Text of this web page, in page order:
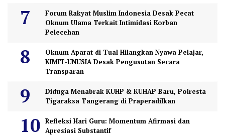
Forum Rakyat Muslim Indonesia Desak Pecat
Oknum Ulama Terkait Intimidasi Korban
Pelecehan
Oknum Aparat di Tual Hilangkan Nyawa Pelajar,
KIMIT-UNUSIA Desak Pengusutan Secara
Transparan
Diduga Menabrak KUHP & KUHAP Baru, Polresta
Tigaraksa Tangerang di Praperadilkan
Refleksi Hari Guru: Momentum Afirmasi dan
Apresiasi Substantif